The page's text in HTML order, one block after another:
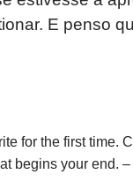
E penso
for the first time.
begins your end.